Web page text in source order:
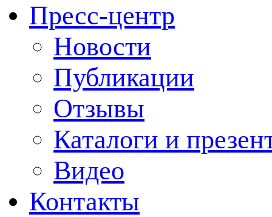
Пресс-центр
Новости
Публикации
Отзывы
Каталоги и
Видео
Контакты